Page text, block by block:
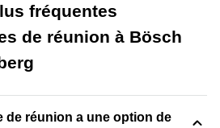
fréquentes
de réunion à Bösch
de réunion a une option de